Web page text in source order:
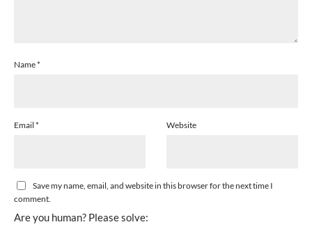
Name*
Email * Website
Save my name, email, and website in this browser for the next time I
comment.
Are you human? Please solve: